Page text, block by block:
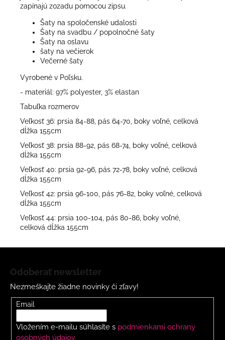
zapínajú zozadu pomocou zipsu.
Šaty na spoločenské udalosti
Šaty na svadbu / popolnočné šaty
Šaty na oslavu
šaty na večierok
Večerné šaty
Vyrobené v Poľsku.
- materiál: 97% polyester, 3% elastan
Tabuľka rozmerov
Veľkosť 36: prsia 84-88, pás 64-70, boky voľné, celková
dĺžka 155cm
Veľkosť 38: prsia 88-92, pás 68-74, boky voľné, celková
dĺžka 155cm
Veľkosť 40: prsia 92-96, pás 72-78, boky voľné, celková
dĺžka 155cm
Veľkosť 42: prsia 96-100, pás 76-82, boky voľné, celková
dĺžka 155cm
Veľkosť 44: prsia 100-104, pás 80-86, boky voľné,
celková dĺžka 155cm
Odoberať newsletter
Nezmeškajte žiadne novinky či zľavy!
Email
Vložením e-mailu súhlasíte s podmienkami ochrany
osobných údajov